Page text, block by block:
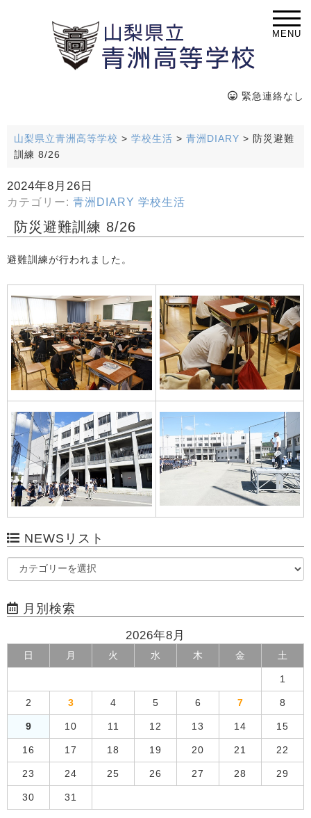
MENU
緊急連絡なし
山梨県立青洲高等学校 > 学校生活 > 青洲DIARY > 防災避難
訓練 8/26
2024年8月26日
カテゴリー: 青洲DIARY 学校生活
防災避難訓練 8/26
避難訓練が行われました。
NEWSリスト
月別検索
2026年8月
日 月 火 水 木 金 土
1
2 3 4 5 6 7 8
9 10 11 12 13 14 15
16 17 18 19 20 21 22
23 24 25 26 27 28 29
30 31